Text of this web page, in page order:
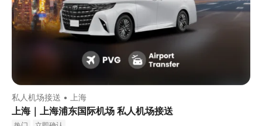
私人机场接送 • 上海
上海｜上海浦东国际机场 私人机场接送